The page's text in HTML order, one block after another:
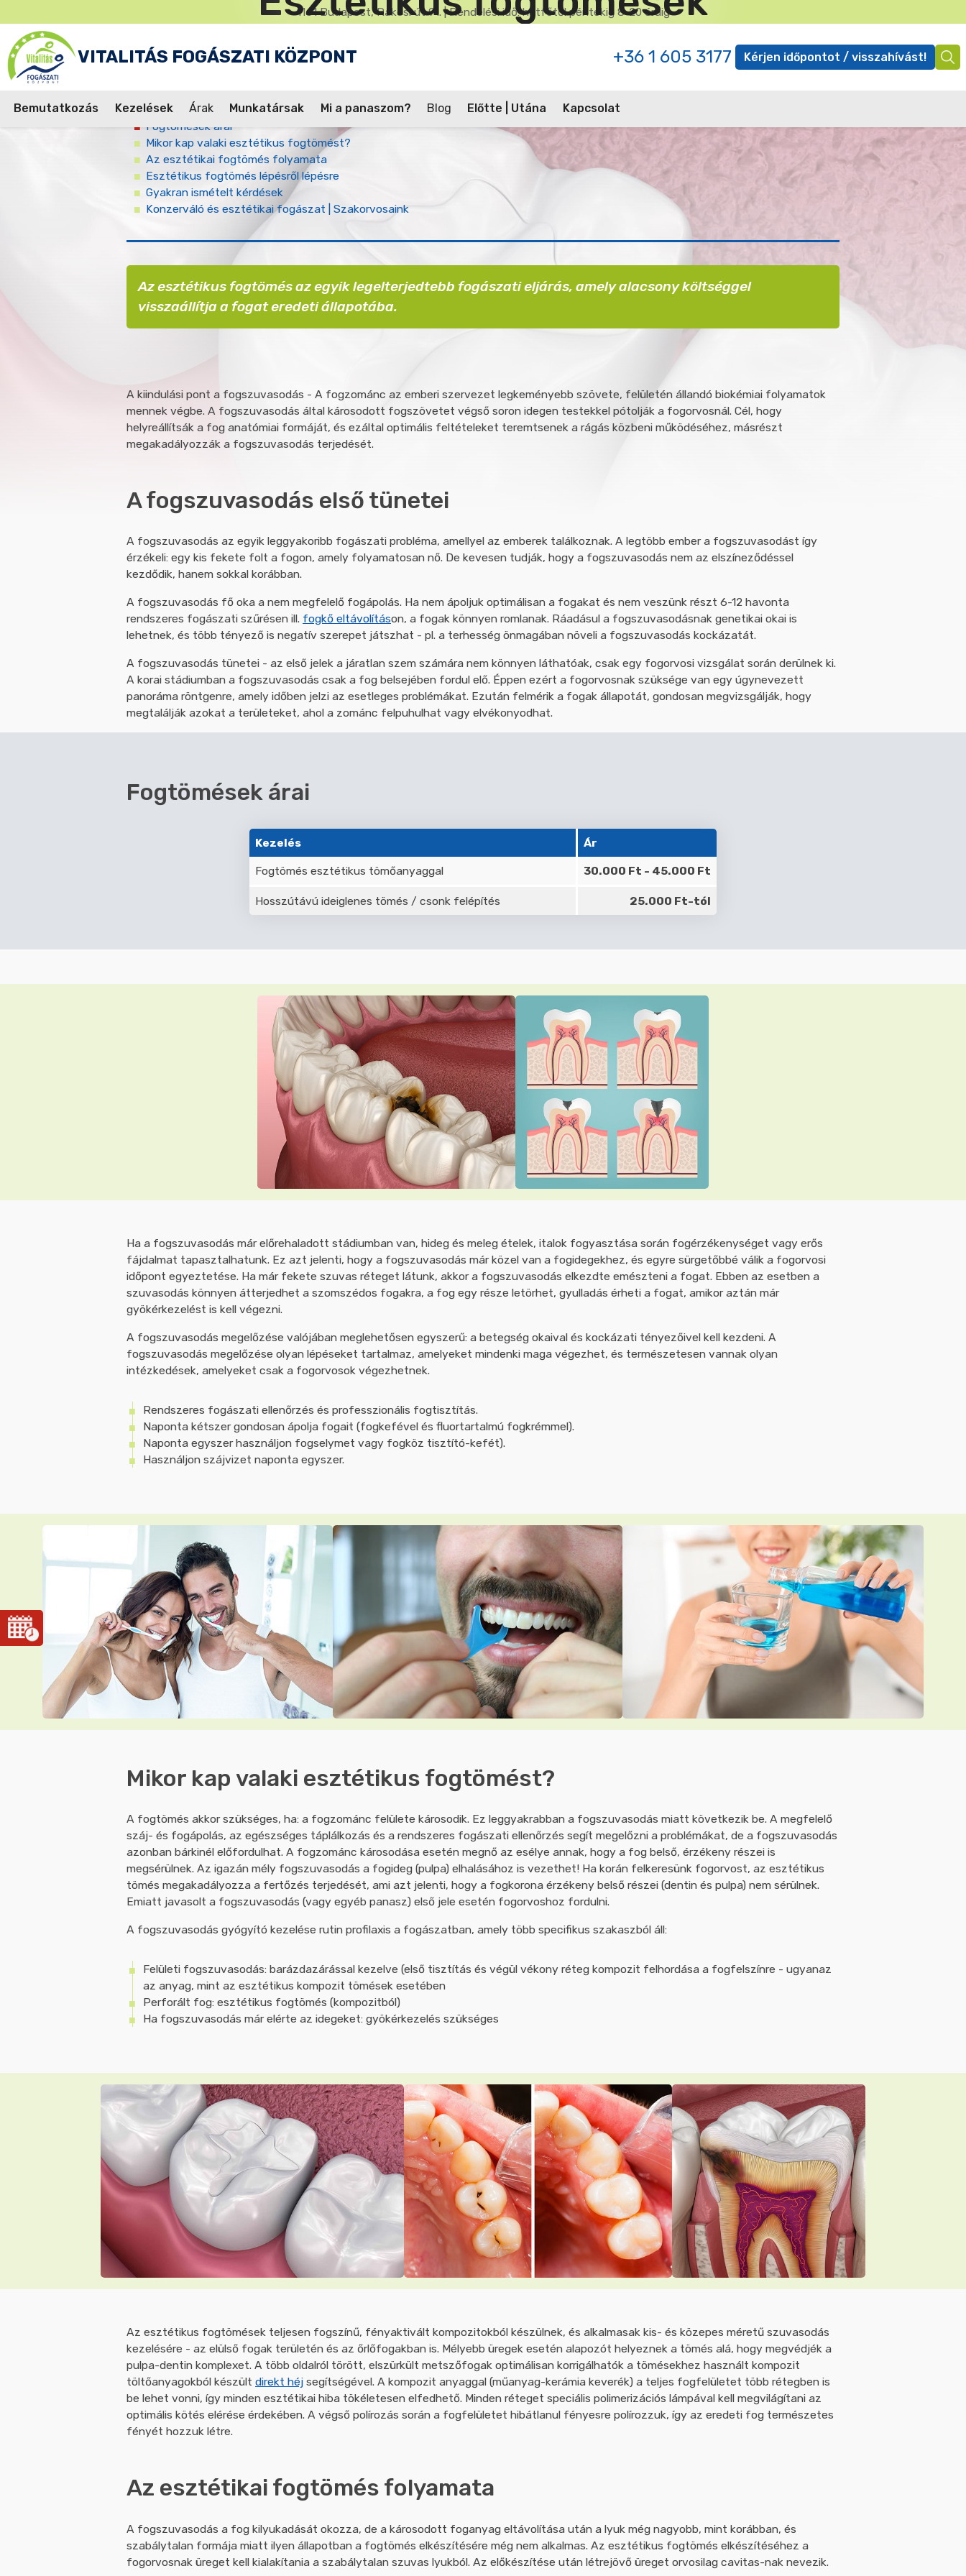
a
tartalomra
1161 Budapest, Rákosi út 91. | Rendelési idő: hétfőtől péntekig 8-20 óráig
VITALITÁS FOGÁSZATI KÖZPONT +36 1 605 3177 Kérjen időpontot / visszahívást!
Bemutatkozás Kezelések Árak Munkatársak Mi a panaszom? Blog Előtte | Utána Kapcsolat
A fogszuvasodás első tünetei
Fogtömések árai
Mikor kap valaki esztétikus fogtömést?
Az esztétikai fogtömés folyamata
Esztétikus fogtömés lépésről lépésre
Gyakran ismételt kérdések
konzerváló és esztétikai fogászat | Szakorvosaink
Az esztétikus fogtömés az egyik legelterjedtebb fogászati eljárás, amely alacsony költséggel
visszaállítja a fogat eredeti állapotába.
A kiindulási pont a fogszuvasodás - A fogzománc az emberi szervezet legkeményebb szövete, felületén állandó biokémiai folyamatok
mennek végbe. A fogszuvasodás által károsodott fogszövetet végső soron idegen testekkel pótolják a fogorvosnál. Cél, hogy
helyreállítsák a fog anatómiai formáját, és ezáltal optimális feltételeket teremtsenek a rágás közbeni működéséhez, másrészt
megakadályozzák a fogszuvasodás terjedését.
A fogszuvasodás első tünetei
A fogszuvasodás az egyik leggyakoribb fogászati probléma, amellyel az emberek találkoznak. A legtöbb ember a fogszuvasodást így
érzékeli: egy kis fekete folt a fogon, amely folyamatosan nő. De kevesen tudják, hogy a fogszuvasodás nem az elszíneződéssel
kezdődik, hanem sokkal korábban.
A fogszuvasodás fő oka a nem megfelelő fogápolás. Ha nem ápoljuk optimálisan a fogakat és nem veszünk részt 6-12 havonta
rendszeres fogászati szűrésen ill. fogkő eltávolításon, a fogak könnyen romlanak. Ráadásul a fogszuvasodásnak genetikai okai is
lehetnek, és több tényező is negatív szerepet játszhat - pl. a terhesség önmagában növeli a fogszuvasodás kockázatát.
A fogszuvasodás tünetei - az első jelek a járatlan szem számára nem könnyen láthatóak, csak egy fogorvosi vizsgálat során derülnek ki.
A korai stádiumban a fogszuvasodás csak a fog belsejében fordul elő. Éppen ezért a fogorvosnak szüksége van egy úgynevezett
panoráma röntgenre, amely időben jelzi az esetleges problémákat. Ezután felmérik a fogak állapotát, gondosan megvizsgálják, hogy
megtalálják azokat a területeket, ahol a zománc felpuhulhat vagy elvékonyodhat.
Fogtömések árai
Kezelés Ár
Fogtömés esztétikus tömőanyaggal 30.000 Ft - 45.000 Ft
Hosszútávú ideiglenes tömés / csonk felépítés 25.000 Ft-tól
Ha a fogszuvasodás már előrehaladott stádiumban van, hideg és meleg ételek, italok fogyasztása során fogérzékenységet vagy erős
fájdalmat tapasztalhatunk. Ez azt jelenti, hogy a fogszuvasodás már közel van a fogidegekhez, és egyre sürgetőbbé válik a fogorvosi
időpont egyeztetése. Ha már fekete szuvas réteget látunk, akkor a fogszuvasodás elkezdte emészteni a fogat. Ebben az esetben a
szuvasodás könnyen átterjedhet a szomszédos fogakra, a fog egy része letörhet, gyulladás érheti a fogat, amikor aztán már
gyökérkezelést is kell végezni.
A fogszuvasodás megelőzése valójában meglehetősen egyszerű: a betegség okaival és kockázati tényezőivel kell kezdeni. A
fogszuvasodás megelőzése olyan lépéseket tartalmaz, amelyeket mindenki maga végezhet, és természetesen vannak olyan
intézkedések, amelyeket csak a fogorvosok végezhetnek.
Rendszeres fogászati ellenőrzés és professzionális fogtisztítás.
Naponta kétszer gondosan ápolja fogait (fogkefével és fluortartalmú fogkrémmel).
Naponta egyszer használjon fogselymet vagy fogköz tisztító-kefét).
Használjon szájvizet naponta egyszer.
Mikor kap valaki esztétikus fogtömést?
A fogtömés akkor szükséges, ha: a fogzománc felülete károsodik. Ez leggyakrabban a fogszuvasodás miatt következik be. A megfelelő
száj- és fogápolás, az egészséges táplálkozás és a rendszeres fogászati ellenőrzés segít megelőzni a problémákat, de a fogszuvasodás
azonban bárkinél előfordulhat. A fogzománc károsodása esetén megnő az esélye annak, hogy a fog belső, érzékeny részei is
megsérülnek. Az igazán mély fogszuvasodás a fogideg (pulpa) elhalásához is vezethet! Ha korán felkeresünk fogorvost, az esztétikus
tömés megakadályozza a fertőzés terjedését, ami azt jelenti, hogy a fogkorona érzékeny belső részei (dentin és pulpa) nem sérülnek.
Emiatt javasolt a fogszuvasodás (vagy egyéb panasz) első jele esetén fogorvoshoz fordulni.
A fogszuvasodás gyógyító kezelése rutin profilaxis a fogászatban, amely több specifikus szakaszból áll:
Felületi fogszuvasodás: barázdazárással kezelve (első tisztítás és végül vékony réteg kompozit felhordása a fogfelszínre - ugyanaz
az anyag, mint az esztétikus kompozit tömések esetében
Perforált fog: esztétikus fogtömés (kompozitból)
Ha fogszuvasodás már elérte az idegeket: gyökérkezelés szükséges
Az esztétikus fogtömések teljesen fogszínű, fényaktivált kompozitokból készülnek, és alkalmasak kis- és közepes méretű szuvasodás
kezelésére - az elülső fogak területén és az őrlőfogakban is. Mélyebb üregek esetén alapozót helyeznek a tömés alá, hogy megvédjék a
pulpa-dentin komplexet. A több oldalról törött, elszürkült metszőfogak optimálisan korrigálhatók a tömésekhez használt kompozit
töltőanyagokból készült direkt héj segítségével. A kompozit anyaggal (műanyag-kerámia keverék) a teljes fogfelületet több rétegben is
be lehet vonni, így minden esztétikai hiba tökéletesen elfedhető. Minden réteget speciális polimerizációs lámpával kell megvilágítani az
optimális kötés elérése érdekében. A végső polírozás során a fogfelületet hibátlanul fényesre polírozzuk, így az eredeti fog természetes
fényét hozzuk létre.
Az esztétikai fogtömés folyamata
A fogszuvasodás a fog kilyukadását okozza, de a károsodott foganyag eltávolítása után a lyuk még nagyobb, mint korábban, és
szabálytalan formája miatt ilyen állapotban a fogtömés elkészítésére még nem alkalmas. Az esztétikus fogtömés elkészítéséhez a
fogorvosnak üreget kell kialakítania a szabálytalan szuvas lyukból. Az előkészítése után létrejövő üreget orvosilag cavitas-nak nevezik.
jel